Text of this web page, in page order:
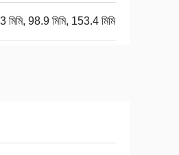
মিমি, 98.9 মিমি, 153.4 মিমি